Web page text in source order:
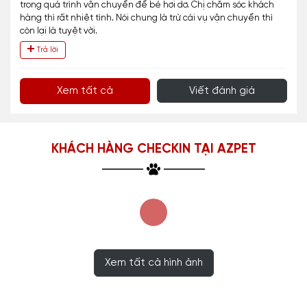
trong quá trình vận chuyển để bé hơi dơ. Chị chăm sóc khách
hàng thì rất nhiệt tình. Nói chung là trừ cái vụ vận chuyển thì
còn lại là tuyệt vời.
Trả lời
Xem tất cả Viết đánh giá
KHÁCH HÀNG CHECKIN TẠI AZPET
Xem tất cả hình ảnh